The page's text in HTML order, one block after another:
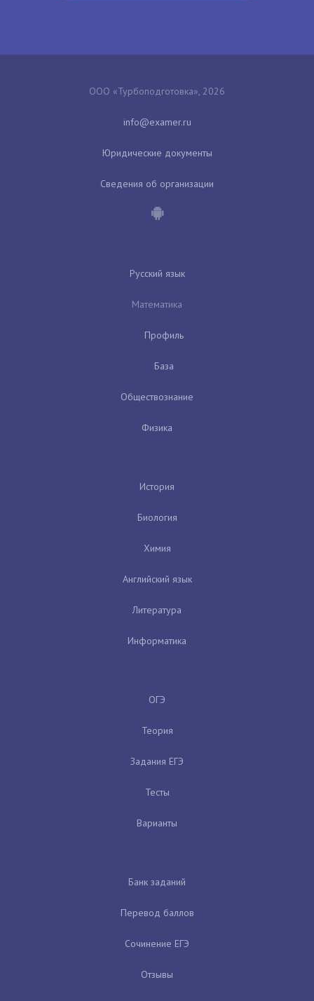
ООО «Турбоподготовка», 2026
Юридические документы
Сведения об организации
Русский язык
Математика
Профиль
База
Обществознание
Физика
История
Биология
Химия
Английский язык
Литература
Информатика
ОГЭ
Теория
Задания ЕГЭ
Тесты
Варианты
Банк заданий
Перевод баллов
Сочинение ЕГЭ
Отзывы